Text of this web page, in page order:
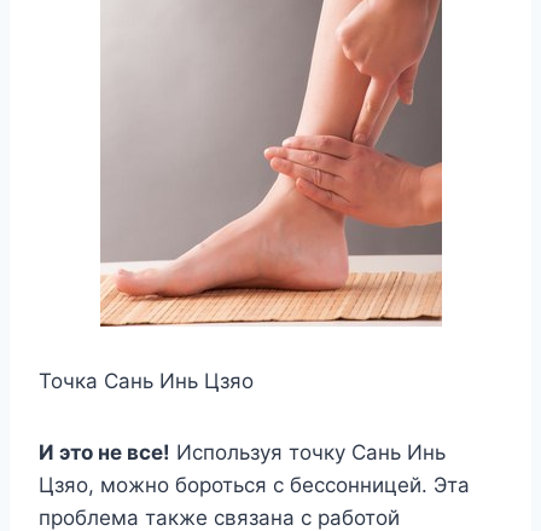
Точка Сань Инь Цзяо
И это не все! Используя точку Сань Инь
Цзяо, можно бороться с бессонницей. Эта
проблема также связана с работой